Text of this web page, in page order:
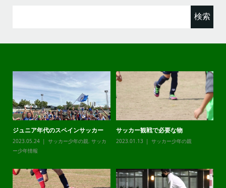
ジュニア年代のスペインサッカー
2023.05.24 サッカー少年の親, サッカ
ー少年情報
サッカー観戦で必要な物
2023.01.13 サッカー少年の親